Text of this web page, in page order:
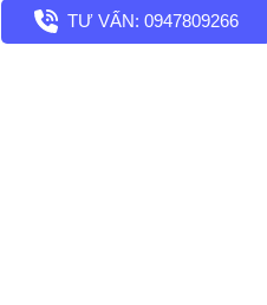
TƯ VẤN: 0947809266